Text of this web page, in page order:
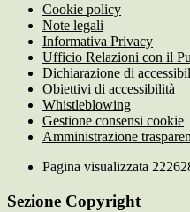
Cookie policy
Note legali
Informativa Privacy
Ufficio Relazioni con il
Dichiarazione di
Obiettivi di accessibilità
Whistleblowing
Gestione consensi cookie
Amministrazione
Pagina visualizzata
Sezione Copyright